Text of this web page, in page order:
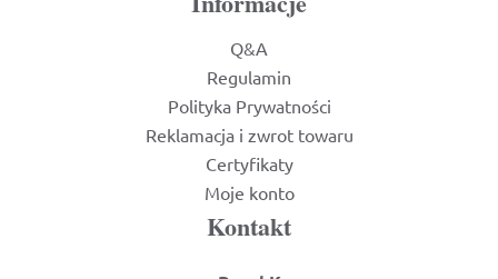
Q&A
Regulamin
Polityka Prywatności
Reklamacja i zwrot towaru
Certyfikaty
Moje konto
Kontakt